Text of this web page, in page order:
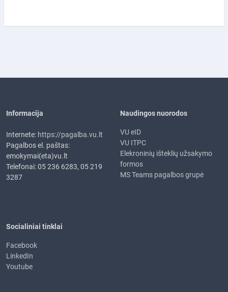
Informacija
Internete: https://pagalba.vu.lt
Pagalbos el. paštas:
emokymai(eta)vu.lt
Telefonai: 05 236 6283, 05 219
3287
Naudingos nuorodos
VU eID
VU ITPC
Elekroninių išteklių užsakymo
formos
MS Teams pagalbos grupė
Socialiniai tinklai
Facebook
LinkedIn
Youtube